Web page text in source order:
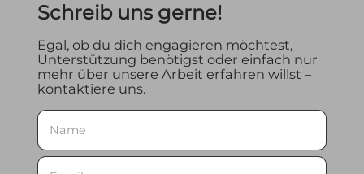
Schreib uns gerne!
Egal, ob du dich engagieren möchtest,
Unterstützung benötigst oder einfach nur
mehr über unsere Arbeit erfahren willst –
kontaktiere uns.